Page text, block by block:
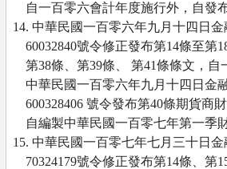
自一百零六會計年度施行外，自發
14. 中華民國一百零六年九月十四日
60032840號令修正發布第14條至第
第38條、第39條、 第41條條文，自
中華民國一百零六年九月十四日金
600328406 號令發布第40條期貨商
自編製中華民國一百零七年第一季
15. 中華民國一百零七年七月三十日
70324179號令修正發布第14條、第